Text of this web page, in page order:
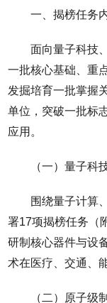
一、揭榜任务
面向量子科技
一批核心基础、重
发掘培育一批掌握
单位，突破一批标
应用。
（一）量子科
围绕量子计算
署17项揭榜任务（
研制核心器件与设
术在医疗、交通、
（二）原子级